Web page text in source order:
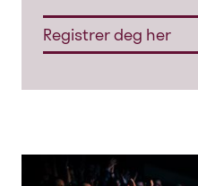
Registrer deg her